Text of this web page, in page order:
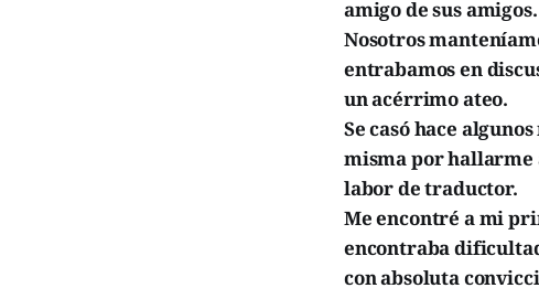
amigo de sus amigos.
Nosotros
entrabamos en
un acérrimo ateo.
Se casó hace
misma por hallarme
labor de traductor.
Me encontré a mi
encontraba
con absoluta